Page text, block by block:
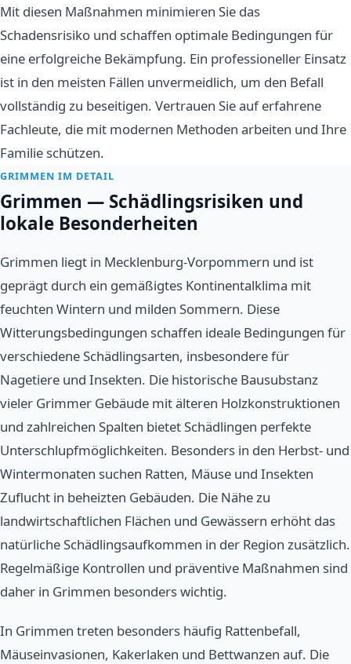
Mit diesen Maßnahmen minimieren Sie das
Schadensrisiko und schaffen optimale Bedingungen für
eine erfolgreiche Bekämpfung. Ein professioneller Einsatz
ist in den meisten Fällen unvermeidlich, um den Befall
vollständig zu beseitigen. Vertrauen Sie auf erfahrene
Fachleute, die mit modernen Methoden arbeiten und Ihre
Familie schützen.
GRIMMEN IM DETAIL
Grimmen — Schädlingsrisiken und
lokale Besonderheiten
Grimmen liegt in Mecklenburg-Vorpommern und ist
geprägt durch ein gemäßigtes Kontinentalklima mit
feuchten Wintern und milden Sommern. Diese
Witterungsbedingungen schaffen ideale Bedingungen für
verschiedene Schädlingsarten, insbesondere für
Nagetiere und Insekten. Die historische Bausubstanz
vieler Grimmer Gebäude mit älteren Holzkonstruktionen
und zahlreichen Spalten bietet Schädlingen perfekte
Unterschlupfmöglichkeiten. Besonders in den Herbst- und
Wintermonaten suchen Ratten, Mäuse und Insekten
Zuflucht in beheizten Gebäuden. Die Nähe zu
landwirtschaftlichen Flächen und Gewässern erhöht das
natürliche Schädlingsaufkommen in der Region zusätzlich.
Regelmäßige Kontrollen und präventive Maßnahmen sind
daher in Grimmen besonders wichtig.
In Grimmen treten besonders häufig Rattenbefall,
Mäuseinvasionen, Kakerlaken und Bettwanzen auf. Die